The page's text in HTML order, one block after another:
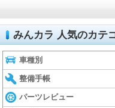
みんカラ 人気のカテ
車種別
整備手帳
パーツレビュー